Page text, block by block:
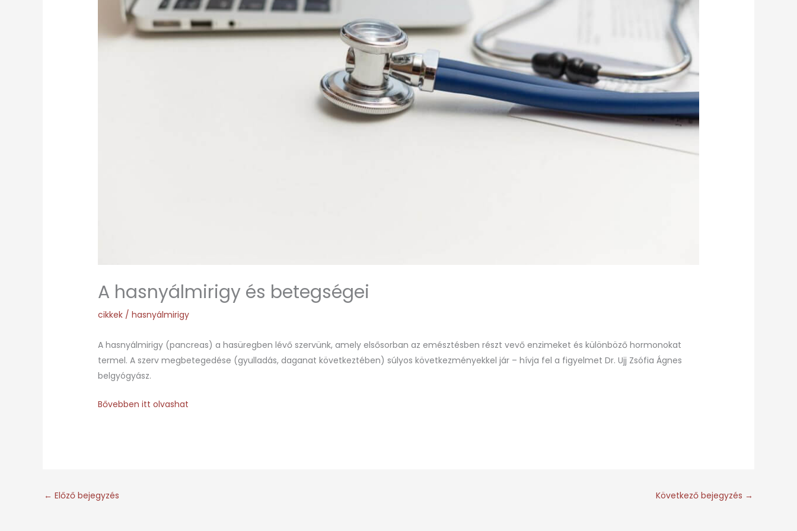
A hasnyálmirigy és betegségei
cikkek /hasnyálmirigy
A hasnyálmirigy (pancreas) a hasüregben lévő szervünk, amely elsősorban az emésztésben részt vevő enzimeket és különböző hormonokat
termel. A szerv megbetegedése (gyulladás, daganat következtében) súlyos következményekkel jár – hívja fel a figyelmet Dr. Ujj Zsófia Ágnes
belgyógyász.
Bővebben itt olvashat
← Előző bejegyzés Következő bejegyzés →